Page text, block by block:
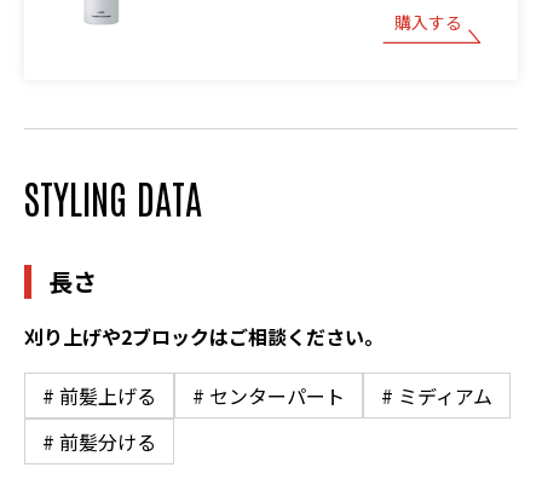
購入する
STYLING DATA
長さ
刈り上げや2ブロックはご相談ください。
# 前髪上げる # センターパート
# ミディアム
# 前髪分ける